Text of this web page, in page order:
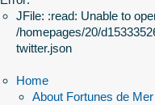
JFile: :read: Unable to
/homepages/20/
twitter.json
Home
About Fortunes de Mer